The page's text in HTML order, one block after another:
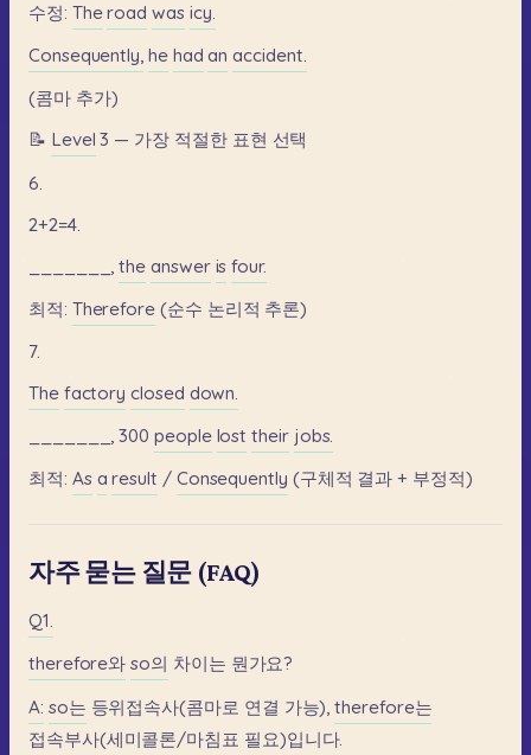
수정: The road was icy.
Consequently, he had an accident.
(콤마 추가)
📝 Level 3 — 가장 적절한 표현 선택
6.
2+2=4.
the answer is four.
최적: Therefore (순수 논리적 추론)
7.
The factory closed down.
_______, 300 people lost their jobs.
최적: As a result / Consequently (구체적 결과 + 부정적)
자주 묻는 질문 (FAQ)
Q1.
therefore와 so의 차이는 뭔가요?
A: so는 등위접속사(콤마로 연결 가능), therefore는
접속부사(세미콜론/마침표 필요)입니다.